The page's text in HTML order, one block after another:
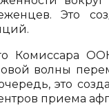
Это
Комиссара
волны
это
приема